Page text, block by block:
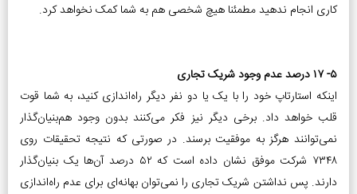
کاری انجام ندهید مطمئنا هیچ شخصی هم به شما کمک نخواهد کرد.
۵- ۱۷ درصد عدم وجود شریک تجاری
اینکه استارتاپ خود را با یک یا دو نفر دیگر راه‌اندازی کنید، به شما قوت
قلب خواهد داد. برخی دیگر نیز فکر می‌کنند بدون وجود هم‌بنیان‌گذار
نمی‌توانند هرگز به موفقیت برسند. در صورتی که نتیجه تحقیقات روی
۷۳۴۸ شرکت موفق نشان داده است که ۵۲ درصد آن‌ها یک بنیان‌گذار
دارند. پس نداشتن شریک تجاری را نمی‌توان بهانه‌ای برای عدم راه‌اندازی